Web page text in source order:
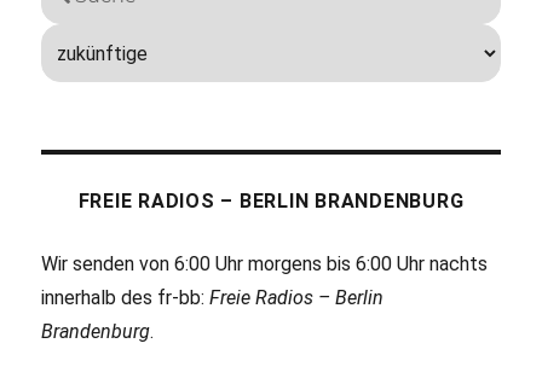
FREIE RADIOS – BERLIN BRANDENBURG
Wir senden von 6:00 Uhr morgens bis 6:00 Uhr nachts
innerhalb des fr-bb:Freie Radios – Berlin
Brandenburg.